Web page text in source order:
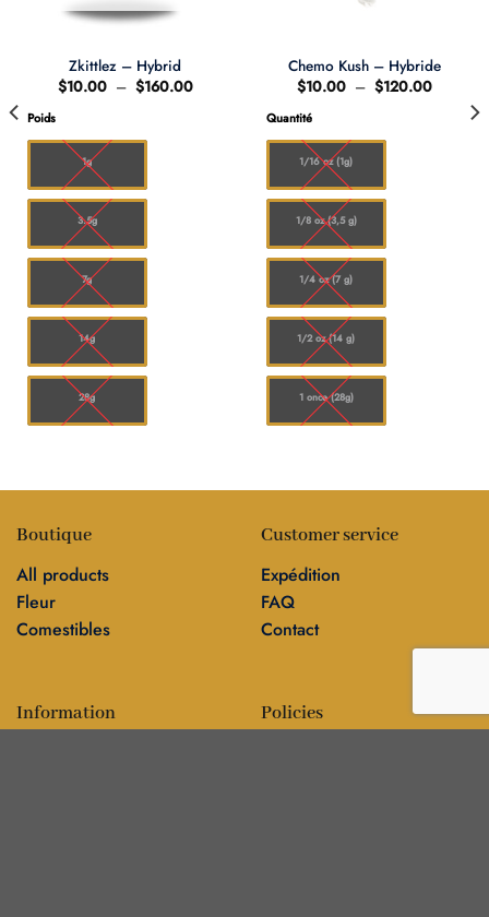
Zkittlez – Hybrid
$10.00 – $160.00Plage
Poids
1g
3.5g
7g
14g
28g
Chemo Kush – Hybride
$10.00 – $120.00Plage
$10.00
Quantité
1/16 oz (1g)
1/8 oz (3,5 g)
1/4 oz (7 g)
1/2 oz (14 g)
1 once (28g)
Boutique
All products
Fleur
Comestibles
Customer service
Expédition
FAQ
Contact
Information Policies